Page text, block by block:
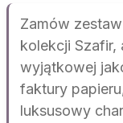
Zamów
kolekcji Szafir,
wyjątkowej
faktury
luksusowy